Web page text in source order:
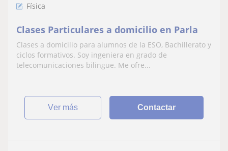
Física
Clases Particulares a domicilio en Parla
Clases a domicilio para alumnos de la ESO, Bachillerato y
ciclos formativos. Soy ingeniera en grado de
telecomunicaciones bilingüe. Me ofre...
ver más Contactar